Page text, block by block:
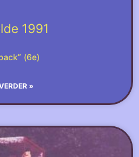
1991
(6e)
»